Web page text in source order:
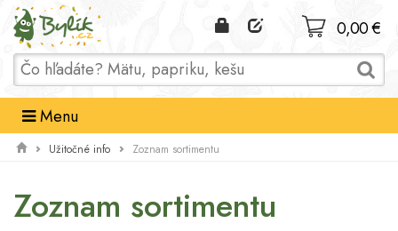
Domov
0,00 €
Menu
Užitočné info Zoznam sortimentu
Zoznam sortimentu